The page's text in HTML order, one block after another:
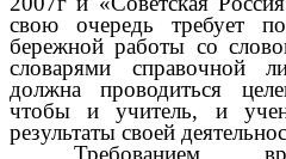
свою очередь требует
бережной работы со
словарями справочной
должна проводиться
чтобы и учитель, и
результаты своей